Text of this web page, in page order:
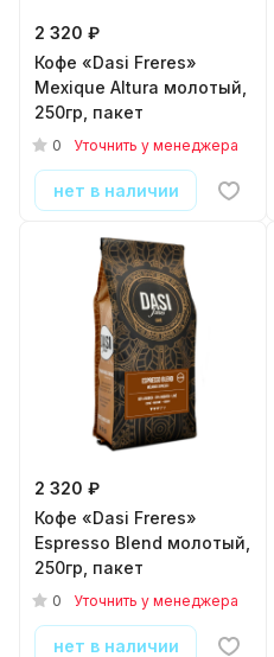
2 320 ₽
Кофе «Dasi Freres»
Mexique Altura молотый,
250гр, пакет
0 Уточнить у менеджера
нет в наличии
2 320 ₽
Кофе «Dasi Freres»
Espresso Blend молотый,
250гр, пакет
0 Уточнить у менеджера
нет в наличии